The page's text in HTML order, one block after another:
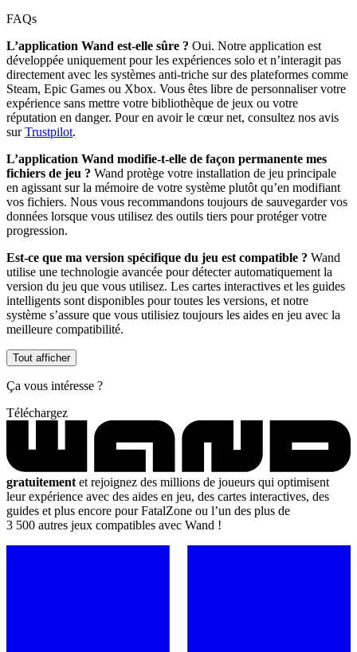
FAQs
L’application Wand est-elle sûre ? Oui. Notre application est
développée uniquement pour les expériences solo et n’interagit pas
directement avec les systèmes anti-triche sur des plateformes comme
Steam, Epic Games ou Xbox. Vous êtes libre de personnaliser votre
expérience sans mettre votre bibliothèque de jeux ou votre
réputation en danger. Pour en avoir le cœur net, consultez nos avis
surTrustpilot.
L’application Wand modifie-t-elle de façon permanente mes
fichiers de jeu ? Wand protège votre installation de jeu principale
en agissant sur la mémoire de votre système plutôt qu’en modifiant
vos fichiers. Nous vous recommandons toujours de sauvegarder vos
données lorsque vous utilisez des outils tiers pour protéger votre
progression.
Est-ce que ma version spécifique du jeu est compatible ? Wand
utilise une technologie avancée pour détecter automatiquement la
version du jeu que vous utilisez. Les cartes interactives et les guides
intelligents sont disponibles pour toutes les versions, et notre
système s’assure que vous utilisiez toujours les aides en jeu avec la
meilleure compatibilité.
Tout afficher
Ça vous intéresse ?
Téléchargez
gratuitement et rejoignez des millions de joueurs qui optimisent
leur expérience avec des aides en jeu, des cartes interactives, des
guides et plus encore pour FatalZone ou l’un des plus de
3 500 autres jeux compatibles avec Wand !